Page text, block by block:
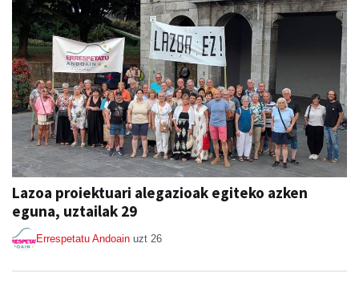
Lazoa proiektuari alegazioak egiteko azken
eguna, uztailak 29
Errespetatu Andoain uzt 26